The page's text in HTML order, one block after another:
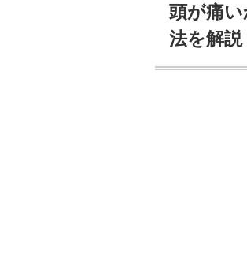
頭が痛
法を解説